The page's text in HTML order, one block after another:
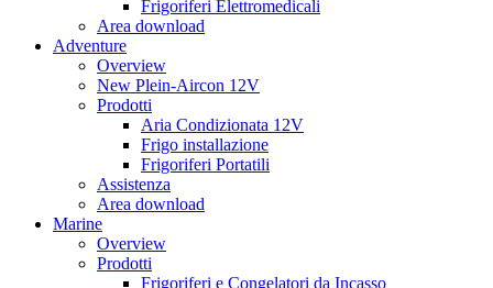
Frigoriferi Elettromedicali
Area download
Adventure
Overview
New Plein-Aircon 12V
Prodotti
Aria Condizionata 12V
Frigo installazione
Frigoriferi Portatili
Assistenza
Area download
Marine
Overview
Prodotti
Frigoriferi e Congelatori da Incasso